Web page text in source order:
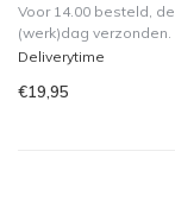
Voor 14.00 besteld,
(werk)dag verzonden.
Deliverytime
€19,95